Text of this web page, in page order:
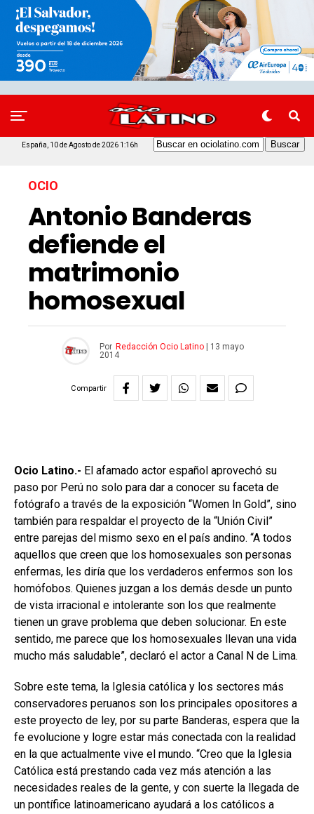
España, 10 de Agosto de 2026 1:16h
OCIO
Antonio Banderas
defiende el
matrimonio
homosexual
Por Redacción Ocio Latino|
13 mayo
2014
Compartir
Ocio Latino.- El afamado actor español aprovechó su
paso por Perú no solo para dar a conocer su faceta de
fotógrafo a través de la exposición “Women In Gold”, sino
también para respaldar el proyecto de la “Unión Civil”
entre parejas del mismo sexo en el país andino. “A todos
aquellos que creen que los homosexuales son personas
enfermas, les diría que los verdaderos enfermos son los
homófobos. Quienes juzgan a los demás desde un punto
de vista irracional e intolerante son los que realmente
tienen un grave problema que deben solucionar. En este
sentido, me parece que los homosexuales llevan una vida
mucho más saludable”, declaró el actor a Canal N de Lima.
Sobre este tema, la Iglesia católica y los sectores más
conservadores peruanos son los principales opositores a
este proyecto de ley, por su parte Banderas, espera que la
fe evolucione y logre estar más conectada con la realidad
en la que actualmente vive el mundo. “Creo que la Iglesia
Católica está prestando cada vez más atención a las
necesidades reales de la gente, y con suerte la llegada de
un pontífice latinoamericano ayudará a los católicos a